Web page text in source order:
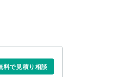
料で見積り相談